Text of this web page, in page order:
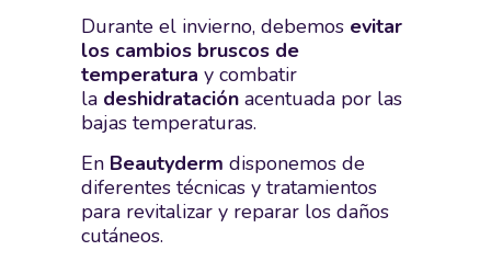
Durante el invierno, debemos evitar
los cambios bruscos de
temperatura y combatir
la deshidratación acentuada por las
bajas temperaturas.
En Beautyderm disponemos de
diferentes técnicas y tratamientos
para revitalizar y reparar los daños
cutáneos.